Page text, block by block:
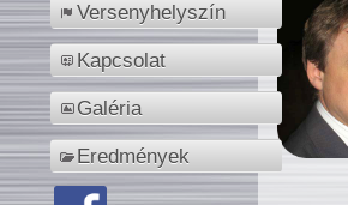
Versenyhelyszín
Kapcsolat
Galéria
Eredmények